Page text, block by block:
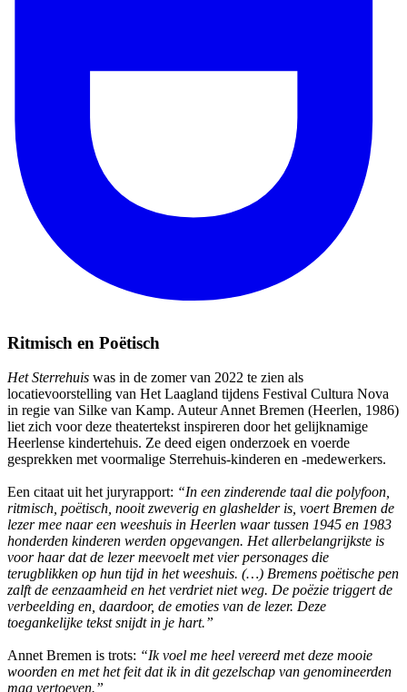
Ritmisch en Poëtisch
Het Sterrehuis was in de zomer van 2022 te zien als
locatievoorstelling van Het Laagland tijdens Festival Cultura Nova
in regie van Silke van Kamp. Auteur Annet Bremen (Heerlen, 1986)
liet zich voor deze theatertekst inspireren door het gelijknamige
Heerlense kindertehuis. Ze deed eigen onderzoek en voerde
gesprekken met voormalige Sterrehuis-kinderen en -medewerkers.
Een citaat uit het juryrapport: “In een zinderende taal die polyfoon,
ritmisch, poëtisch, nooit zweverig en glashelder is, voert Bremen de
lezer mee naar een weeshuis in Heerlen waar tussen 1945 en 1983
honderden kinderen werden opgevangen. Het allerbelangrijkste is
voor haar dat de lezer meevoelt met vier personages die
terugblikken op hun tijd in het weeshuis. (…) Bremens poëtische pen
zalft de eenzaamheid en het verdriet niet weg. De poëzie triggert de
verbeelding en, daardoor, de emoties van de lezer. Deze
toegankelijke tekst snijdt in je hart.”
Annet Bremen is trots: “Ik voel me heel vereerd met deze mooie
woorden en met het feit dat ik in dit gezelschap van genomineerden
mag vertoeven.”